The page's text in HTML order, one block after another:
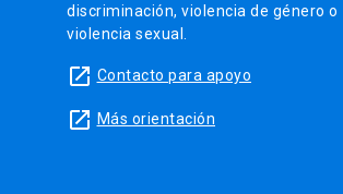
discriminación, violencia de género o
violencia sexual.
launch Contacto para apoyo
launch Más orientación